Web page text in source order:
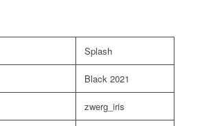
Splash
Black 2021
zwerg_iris